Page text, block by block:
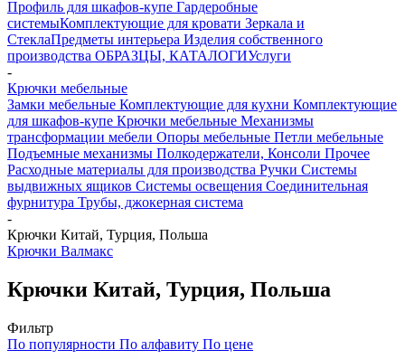
Профиль для шкафов-купе Гардеробные
системыКомплектующие для кровати Зеркала и
СтеклаПредметы интерьера Изделия собственного
производства ОБРАЗЦЫ, КАТАЛОГИУслуги
-
Крючки мебельные
Замки мебельные Комплектующие для кухни Комплектующие
для шкафов-купе Крючки мебельные Механизмы
трансформации мебели Опоры мебельные Петли мебельные
Подъемные механизмы Полкодержатели, Консоли Прочее
Расходные материалы для производства Ручки Системы
выдвижных ящиков Системы освещения Соединительная
фурнитура Трубы, джокерная система
-
Крючки Китай, Турция, Польша
Крючки Валмакс
Крючки Китай, Турция, Польша
Фильтр
По популярности По алфавиту По цене